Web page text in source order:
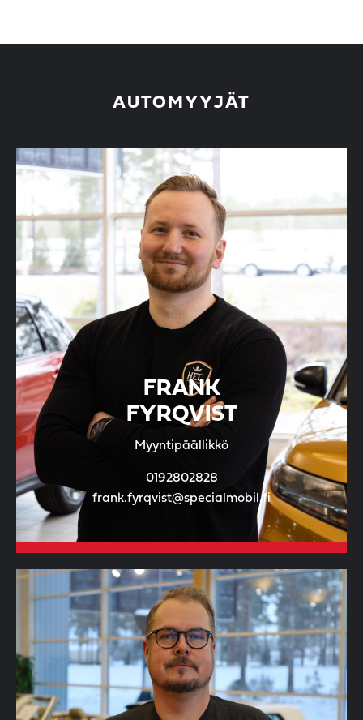
AUTOMYYJÄT
FRANK
FYRQVIST
Myyntipäällikkö
0192802828
frank.fyrqvist@specialmobil.fi